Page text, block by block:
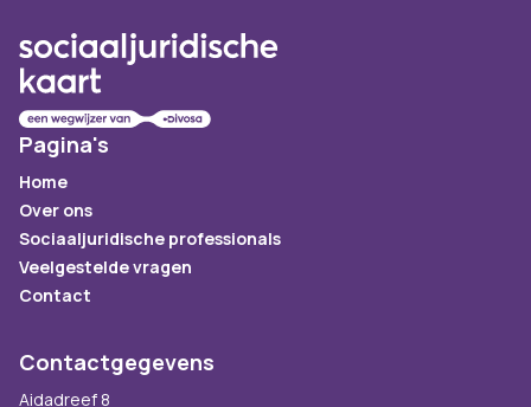
Pagina's
Home
Over ons
Sociaaljuridische professionals
Veelgestelde vragen
Contact
Contactgegevens
Aidadreef 8